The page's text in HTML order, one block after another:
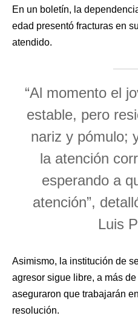
En un boletín, la
edad presentó fracturas en
atendido.
“Al momento el
estable, pero
nariz y pómulo;
la atención
esperando a
atención”,
Luis
Asimismo, la institución de
agresor sigue libre, a más
aseguraron que trabajarán
resolución.